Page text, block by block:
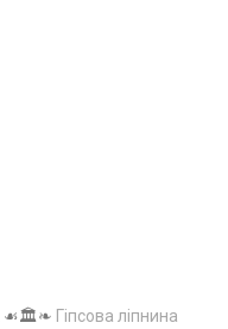
☙🏛️❧ Гіпсова ліпнина